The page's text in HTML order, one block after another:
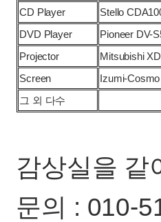
CD Player
Stello
DVD Player
Pioneer DV-
Projector
Mitsubishi
Screen
Izumi-
그 외 다수
감상실을 같
문의 : 010-